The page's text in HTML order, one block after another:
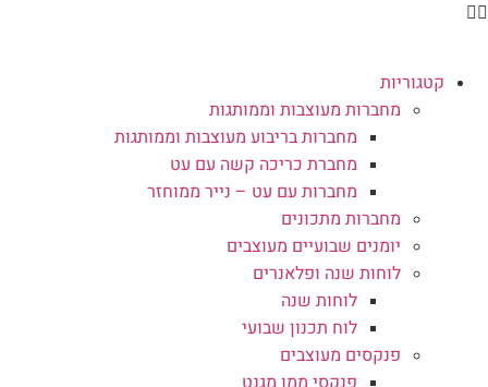
קטגוריות
מחברות מעוצבות וממותגות
מחברות בריבוע מעוצבות וממותגות
מחברת כריכה קשה עם עט
מחברות עם עט – נייר ממוחזר
מחברות מתכונים
יומנים שבועיים מעוצבים
לוחות שנה ופלאנרים
לוחות שנה
לוח תכנון שבועי
פנקסים מעוצבים